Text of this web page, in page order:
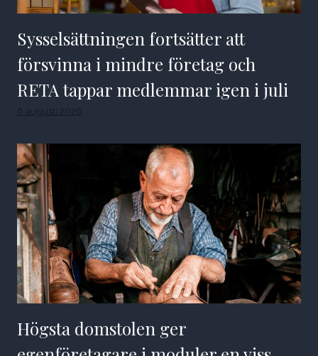
Sysselsättningen fortsätter att
försvinna i mindre företag och
RETA tappar medlemmar igen i juli
6 augusti 2026
Högsta domstolen ger